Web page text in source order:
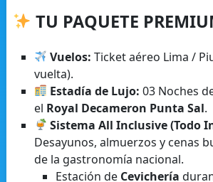
TU PAQUETE
Vuelos: Ticket aéreo Lima /
vuelta).
Estadía de Lujo: 03 Noches
el Royal Decameron Punta Sal.
Sistema All Inclusive (Todo
Desayunos, almuerzos y cenas
de la gastronomía nacional.
Estación de Cevichería